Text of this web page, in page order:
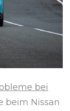
bei
beim Nissan